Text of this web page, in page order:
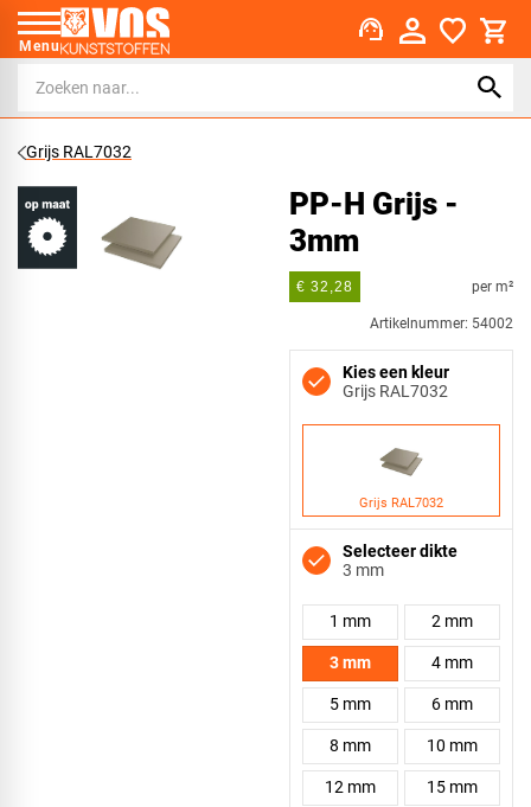
Menu support_agent
Grijs RAL7032
PP-H Grijs -
3mm
€ 32,28 per m²
Artikelnummer: 54002
Kies een kleur
Grijs RAL7032
Grijs RAL7032
Selecteer dikte
3 mm
1 mm 2 mm
3 mm 4 mm
5 mm 6 mm
8 mm 10 mm
12 mm 15 mm